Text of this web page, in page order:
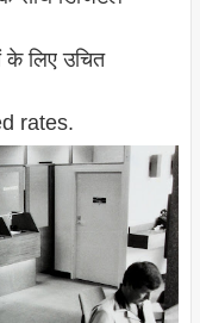
लिए उचित
rates.